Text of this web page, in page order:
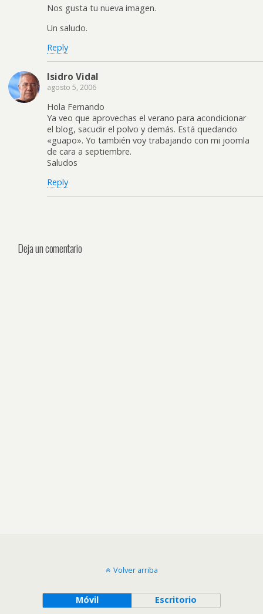
Nos gusta tu nueva imagen.
Un saludo.
Reply
Isidro Vidal
agosto 5, 2006
Hola Fernando
Ya veo que aprovechas el verano para acondicionar
el blog, sacudir el polvo y demás. Está quedando
«guapo». Yo también voy trabajando con mi joomla
de cara a septiembre.
Saludos
Reply
Deja un comentario
Volver arriba
Móvil Escritorio